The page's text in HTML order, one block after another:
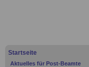
Startseite
Aktuelles für Post-Beamte